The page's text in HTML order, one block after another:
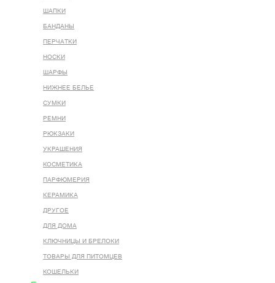
ШАПКИ
БАНДАНЫ
ПЕРЧАТКИ
НОСКИ
ШАРФЫ
НИЖНЕЕ БЕЛЬЕ
СУМКИ
РЕМНИ
РЮКЗАКИ
УКРАШЕНИЯ
КОСМЕТИКА
ПАРФЮМЕРИЯ
КЕРАМИКА
ДРУГОЕ
ДЛЯ ДОМА
КЛЮЧНИЦЫ И БРЕЛОКИ
ТОВАРЫ ДЛЯ ПИТОМЦЕВ
КОШЕЛЬКИ